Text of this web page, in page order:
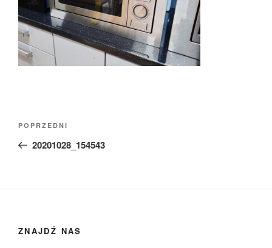
Nawigacja
Poprzedni
wpis
POPRZEDNI
20201028_154543
ZNAJDŹ NAS